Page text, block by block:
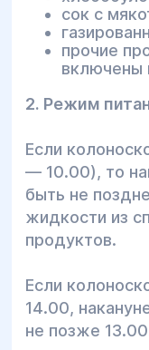
сок с
прочие
включены
2. Режим
Если
— 10.00), то
быть не
жидкости из
продуктов.
Если
14.00,
не позже